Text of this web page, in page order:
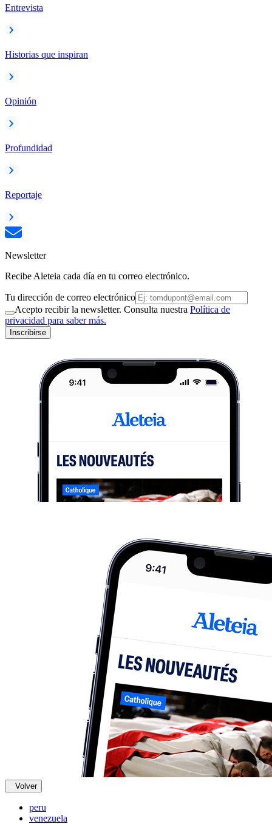
Entrevista
Historias que inspiran
Opinión
Profundidad
Reportaje
Newsletter
Recibe Aleteia cada día en tu correo electrónico.
Tu dirección de correo electrónico
Acepto recibir la newsletter. Consulta nuestra Política de
privacidad para saber más.
Inscribirse
Volver
peru
venezuela